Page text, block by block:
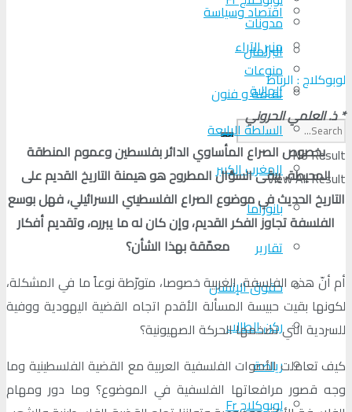
مدونات
منبر الآراء
منوعات
ثقافة و فنون
No Result
View All Result
اقتصاد وسياسة
البرلمان
الجالية
السلطة الرابعة
المغرب الكبير
بانوراما
تقارير
حقوق الإنسان
ركن الطالب
رياضة
لوبوكلاج Fr
لوبوكلاج : الرباط
* ذ. العلمي الحروني
بخصوص الصراع المأساوي الدائر بفلسطين وعموم المنطقة
المحيطة، يبقى السؤال المطروح هو هيمنة التاريخ القديم على
التاريخ الحديث في موضوع الصراع الفلسطيني الاسرائيلي، فهل بوسع
الفلسفة تجاوز الفكر القديم، وإن كان له ما يبرره، وتقديم أفكار
معمّقة بهذا الشأن؟
أم أنّ هذه الفلسفة، الغربية خصوصا، متورّطة نوعاً ما في المشكلة،
لكونها بقيت حبيسة المسألة الأقدم اتجاه القضية اليهودية ووفية
للسردية التي تضخمها الحركة الصهيونية؟
كيف تعاملت الأصوات الفلسفية العربية مع القضية الفلسطينية وما
وجه قصور مرافعاتها الفلسفية في الموضوع؟ وما دور ومهام